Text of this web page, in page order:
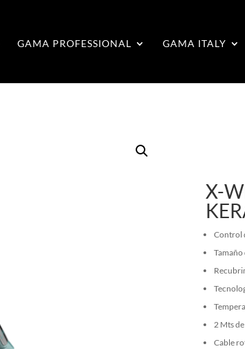
GAMA PROFESSIONAL GAMA ITALY
X-
Control
Tamaño
2 Mts
Cable